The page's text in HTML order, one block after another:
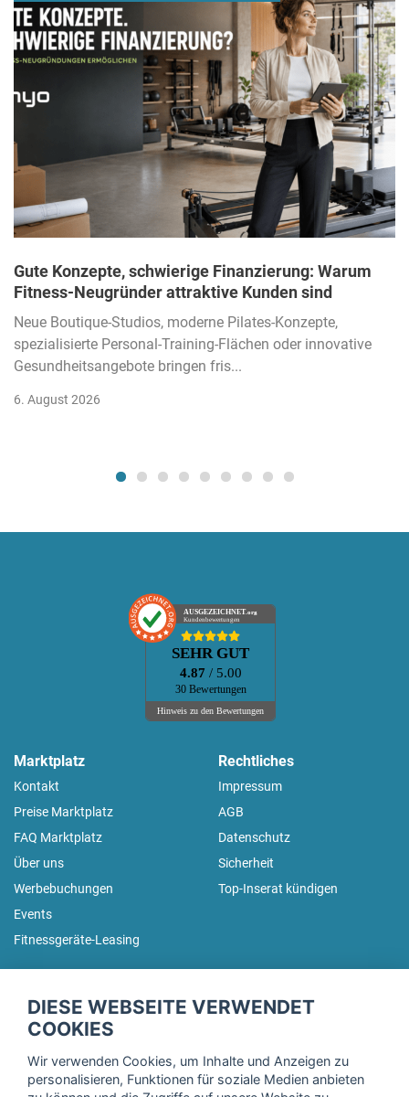
Gute Konzepte, schwierige Finanzierung: Warum
Fitness-Neugründer attraktive Kunden sind
Neue Boutique-Studios, moderne Pilates-Konzepte,
spezialisierte Personal-Training-Flächen oder innovative
Gesundheitsangebote bringen fris...
6. August 2026
AUSGEZEICHNET.org
Kundenbewertungen
SEHR GUT
4.87 / 5.00
30 Bewertungen
Hinweis zu den Bewertungen
Marktplatz
Kontakt
Preise Marktplatz
FAQ Marktplatz
Über uns
Werbebuchungen
Events
Fitnessgeräte-Leasing
Rechtliches
Impressum
AGB
Datenschutz
Sicherheit
Top-Inserat kündigen
Trage dich hier für unseren Newsletter ein und erhalte regelmäßig
DIESE WEBSEITE VERWENDET
COOKIES
Wir verwenden Cookies, um Inhalte und Anzeigen zu
personalisieren, Funktionen für soziale Medien anbieten